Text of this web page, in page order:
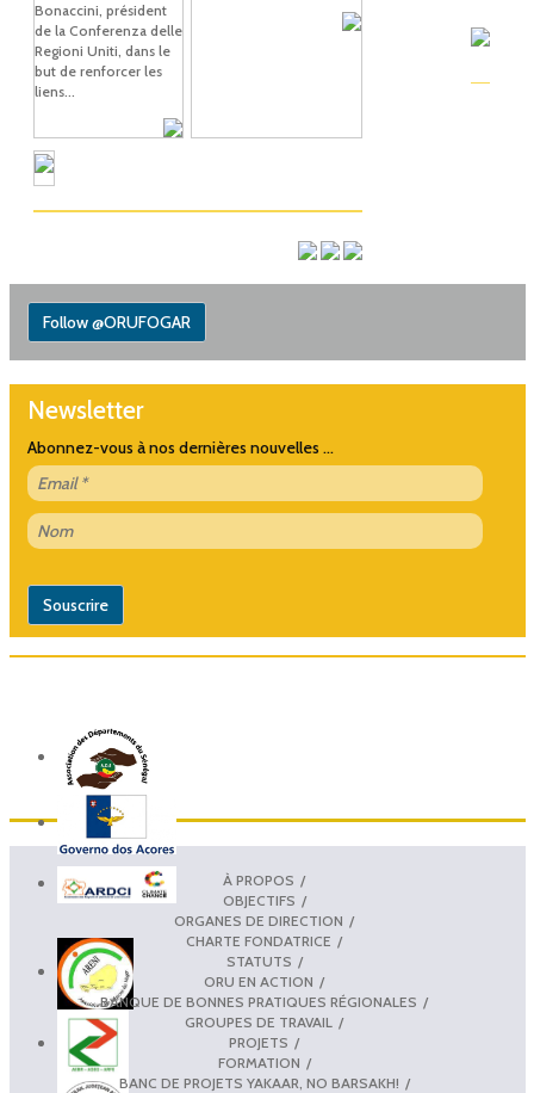
Bonaccini, président
de la Conferenza delle
Regioni Uniti, dans le
but de renforcer les
liens...
Follow @ORUFOGAR
Newsletter
Abonnez-vous à nos dernières nouvelles ...
À PROPOS
OBJECTIFS
ORGANES DE DIRECTION
CHARTE FONDATRICE
STATUTS
ORU EN ACTION
BANQUE DE BONNES PRATIQUES RÉGIONALES
GROUPES DE TRAVAIL
PROJETS
FORMATION
BANC DE PROJETS YAKAAR, NO BARSAKH!